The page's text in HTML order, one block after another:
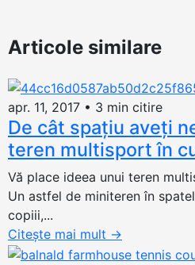
Articole similare
apr. 11, 2017 • 3 min citire
De cât spaţiu aveţi
teren multisport în
Vă place ideea unui teren
Un astfel de miniteren în
copiii,...
Citește mai mult →